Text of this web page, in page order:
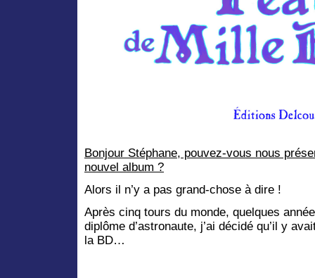
Bonjour Stéphane, pouvez-vous nous
nouvel album ?
Alors il n’y a pas grand-chose à dire !
Après cinq tours du monde, quelques
diplôme d’astronaute, j’ai décidé qu’il y
la BD…